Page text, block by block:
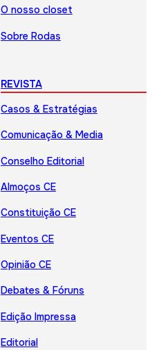
O nosso closet
Sobre Rodas
REVISTA
Casos & Estratégias
Comunicação & Media
Conselho Editorial
Almoços CE
Constituição CE
Eventos CE
Opinião CE
Debates & Fóruns
Edição Impressa
Editorial